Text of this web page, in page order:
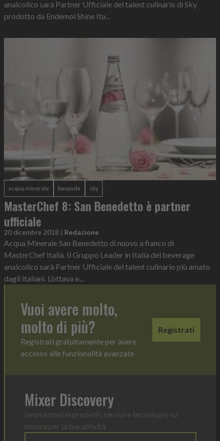
analcolico sarà Partner Ufficiale del talent culinario di Sky
prodotto da Endemol Shine Ita...
acqua minerale bevande sky
MasterChef 8: San Benedetto è partner
ufficiale
20 dicembre 2018 | Redazione
Acqua Minerale San Benedetto di nuovo a fianco di
MasterChef Italia. Il Gruppo Leader in Italia del beverage
analcolico sarà Partner Ufficiale del talent culinario più amato
dagli italiani. L’ottava e...
Vuoi avere molto,
molto di più?
Registrati gratuitamente per avere
accesso alle funzionalità avanzate
Registrati
Mixer Discovery
Innovazioni in prodotti, servizi e tecnologie su
misura per la tua attività